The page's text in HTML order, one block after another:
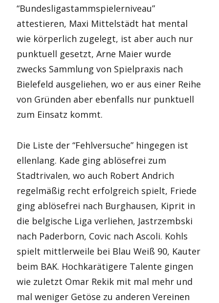
“Bundesligastammspielerniveau”
attestieren, Maxi Mittelstädt hat mental
wie körperlich zugelegt, ist aber auch nur
punktuell gesetzt, Arne Maier wurde
zwecks Sammlung von Spielpraxis nach
Bielefeld ausgeliehen, wo er aus einer Reihe
von Gründen aber ebenfalls nur punktuell
zum Einsatz kommt.
Die Liste der “Fehlversuche” hingegen ist
ellenlang. Kade ging ablösefrei zum
Stadtrivalen, wo auch Robert Andrich
regelmäßig recht erfolgreich spielt, Friede
ging ablösefrei nach Burghausen, Kiprit in
die belgische Liga verliehen, Jastrzembski
nach Paderborn, Covic nach Ascoli. Kohls
spielt mittlerweile bei Blau Weiß 90, Kauter
beim BAK. Hochkarätigere Talente gingen
wie zuletzt Omar Rekik mit mal mehr und
mal weniger Getöse zu anderen Vereinen